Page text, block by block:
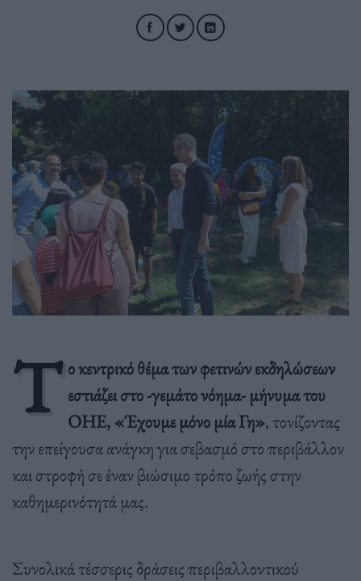
T ο κεντρικό θέμα των φετινών εκδηλώσεων
εστιάζει στο -γεμάτο νόημα- μήνυμα του
ΟΗΕ, «Έχουμε μόνο μία Γη», τονίζοντας
την επείγουσα ανάγκη για σεβασμό στο περιβάλλον
και στροφή σε έναν βιώσιμο τρόπο ζωής στην
καθημερινότητά μας.
Συνολικά τέσσερις δράσεις περιβαλλοντικού